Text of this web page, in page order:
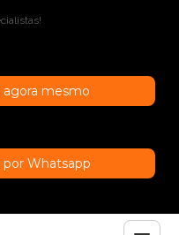
agora mesmo
Whatsapp